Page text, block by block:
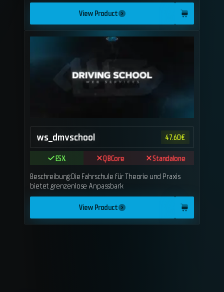
View Product
ws_dmvschool 47.60€
ESX QBCore
Standalone
Beschreibung:Die Fahrschule für Theorie und Praxis
bietet grenzenlose Anpassbark
View Product